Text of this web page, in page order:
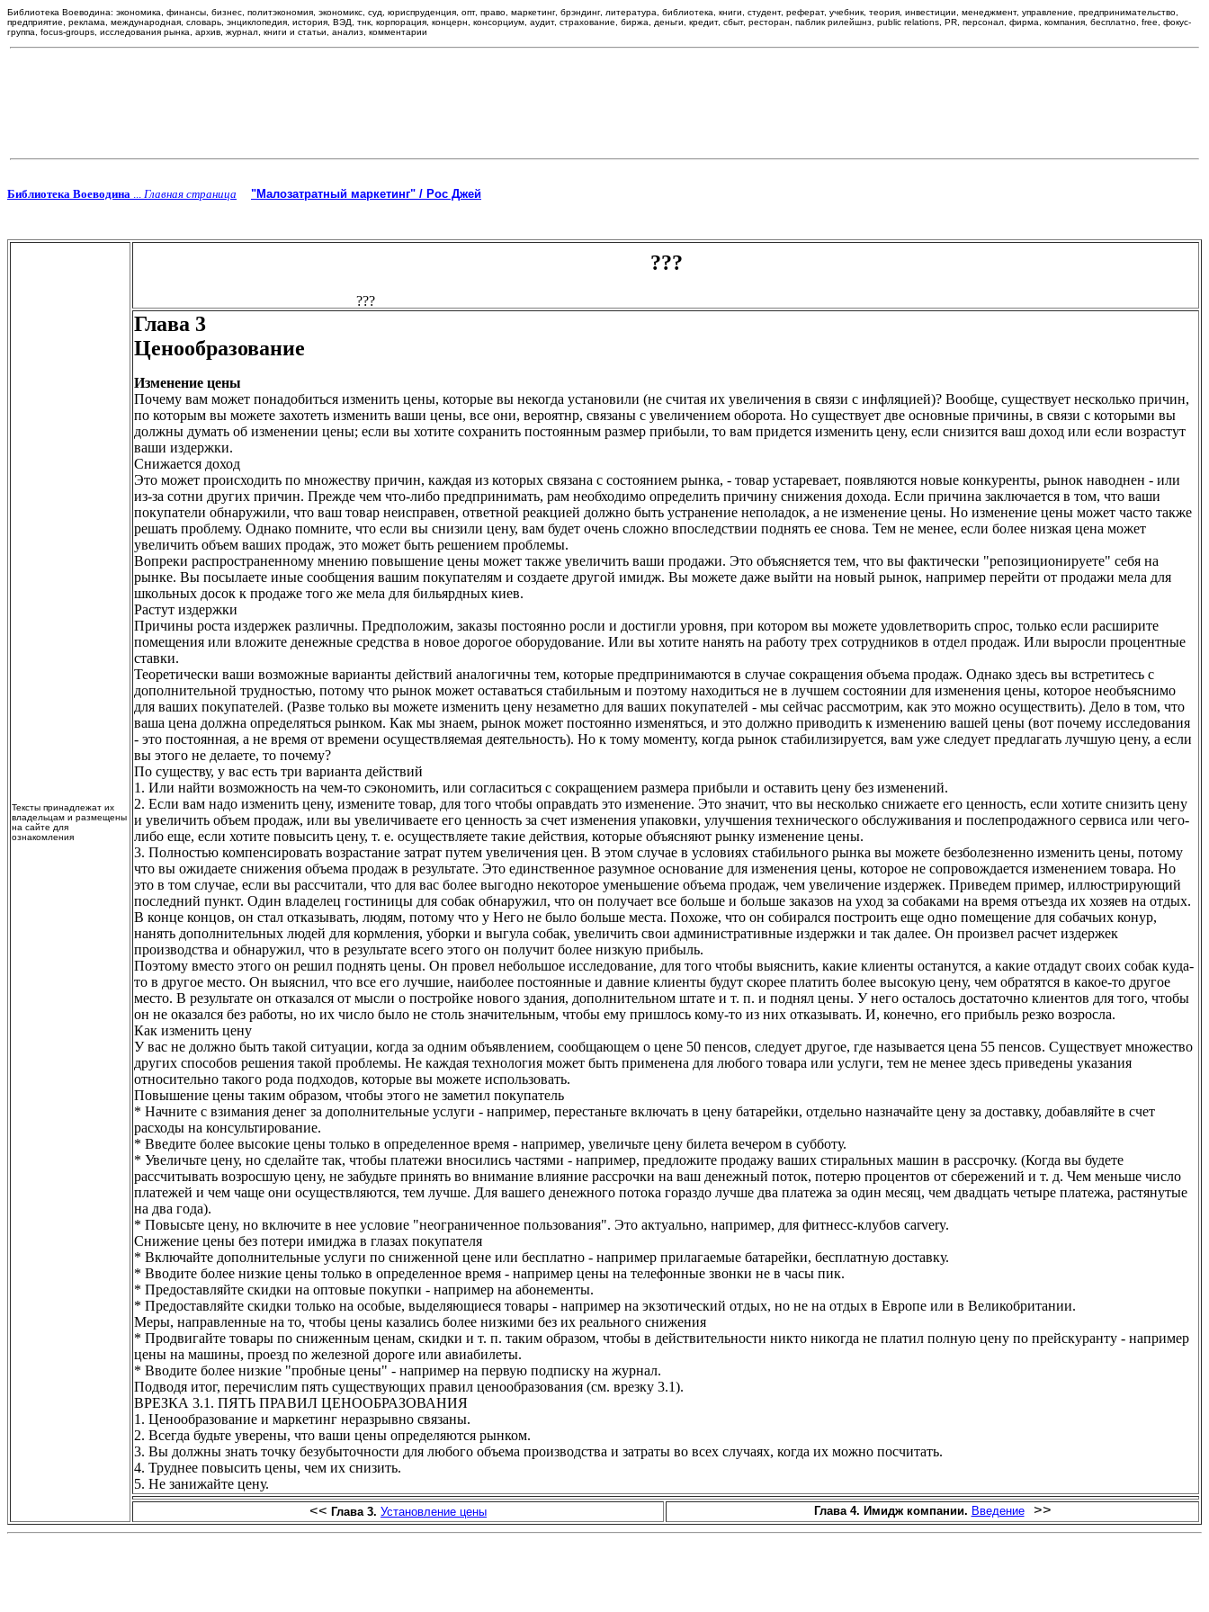
Библиотека Воеводина: экономика, финансы, бизнес, политэкономия, экономикс, суд, юриспруденция, опт, право, маркетинг, брэндинг, литература, библиотека, книги, студент, реферат, учебник, теория, инвестиции, менеджмент, управление, предпринимательство,
предприятие, реклама, международная, словарь, энциклопедия, история, ВЭД, тнк, корпорация, концерн, консорциум, аудит, страхование, биржа, деньги, кредит, сбыт, ресторан, паблик рилейшнз, public relations, PR, персонал, фирма, компания, бесплатно, free, фокус-
группа, focus-groups, исследования рынка, архив, журнал, книги и статьи, анализ, комментарии
Библиотека Воеводина ... Главная страница "Малозатратный маркетинг" / Рос Джей
Тексты принадлежат их
владельцам и размещены
на сайте для
ознакомления
Глава 3
Ценообразование
Изменение цены
Почему вам может понадобиться изменить цены, которые вы некогда установили (не считая их увеличения в связи с инфляцией)? Вообще, существует несколько причин,
по которым вы можете захотеть изменить ваши цены, все они, вероятнр, связаны с увеличением оборота. Но существует две основные причины, в связи с которыми вы
должны думать об изменении цены; если вы хотите сохранить постоянным размер прибыли, то вам придется изменить цену, если снизится ваш доход или если возрастут
ваши издержки.
Снижается доход
Это может происходить по множеству причин, каждая из которых связана с состоянием рынка, - товар устаревает, появляются новые конкуренты, рынок наводнен - или
из-за сотни других причин. Прежде чем что-либо предпринимать, рам необходимо определить причину снижения дохода. Если причина заключается в том, что ваши
покупатели обнаружили, что ваш товар неисправен, ответной реакцией должно быть устранение неполадок, а не изменение цены. Но изменение цены может часто также
решать проблему. Однако помните, что если вы снизили цену, вам будет очень сложно впоследствии поднять ее снова. Тем не менее, если более низкая цена может
увеличить объем ваших продаж, это может быть решением проблемы.
Вопреки распространенному мнению повышение цены может также увеличить ваши продажи. Это объясняется тем, что вы фактически "репозиционируете" себя на
рынке. Вы посылаете иные сообщения вашим покупателям и создаете другой имидж. Вы можете даже выйти на новый рынок, например перейти от продажи мела для
школьных досок к продаже того же мела для бильярдных киев.
Растут издержки
Причины роста издержек различны. Предположим, заказы постоянно росли и достигли уровня, при котором вы можете удовлетворить спрос, только если расширите
помещения или вложите денежные средства в новое дорогое оборудование. Или вы хотите нанять на работу трех сотрудников в отдел продаж. Или выросли процентные
ставки.
Теоретически ваши возможные варианты действий аналогичны тем, которые предпринимаются в случае сокращения объема продаж. Однако здесь вы встретитесь с
дополнительной трудностью, потому что рынок может оставаться стабильным и поэтому находиться не в лучшем состоянии для изменения цены, которое необъяснимо
для ваших покупателей. (Разве только вы можете изменить цену незаметно для ваших покупателей - мы сейчас рассмотрим, как это можно осуществить). Дело в том, что
ваша цена должна определяться рынком. Как мы знаем, рынок может постоянно изменяться, и это должно приводить к изменению вашей цены (вот почему исследования
- это постоянная, а не время от времени осуществляемая деятельность). Но к тому моменту, когда рынок стабилизируется, вам уже следует предлагать лучшую цену, а если
вы этого не делаете, то почему?
По существу, у вас есть три варианта действий
1. Или найти возможность на чем-то сэкономить, или согласиться с сокращением размера прибыли и оставить цену без изменений.
2. Если вам надо изменить цену, измените товар, для того чтобы оправдать это изменение. Это значит, что вы несколько снижаете его ценность, если хотите снизить цену
и увеличить объем продаж, или вы увеличиваете его ценность за счет изменения упаковки, улучшения технического обслуживания и послепродажного сервиса или чего-
либо еще, если хотите повысить цену, т. е. осуществляете такие действия, которые объясняют рынку изменение цены.
3. Полностью компенсировать возрастание затрат путем увеличения цен. В этом случае в условиях стабильного рынка вы можете безболезненно изменить цены, потому
что вы ожидаете снижения объема продаж в результате. Это единственное разумное основание для изменения цены, которое не сопровождается изменением товара. Но
это в том случае, если вы рассчитали, что для вас более выгодно некоторое уменьшение объема продаж, чем увеличение издержек. Приведем пример, иллюстрирующий
последний пункт. Один владелец гостиницы для собак обнаружил, что он получает все больше и больше заказов на уход за собаками на время отъезда их хозяев на отдых.
В конце концов, он стал отказывать, людям, потому что у Него не было больше места. Похоже, что он собирался построить еще одно помещение для собачьих конур,
нанять дополнительных людей для кормления, уборки и выгула собак, увеличить свои административные издержки и так далее. Он произвел расчет издержек
производства и обнаружил, что в результате всего этого он получит более низкую прибыль.
Поэтому вместо этого он решил поднять цены. Он провел небольшое исследование, для того чтобы выяснить, какие клиенты останутся, а какие отдадут своих собак куда-
то в другое место. Он выяснил, что все его лучшие, наиболее постоянные и давние клиенты будут скорее платить более высокую цену, чем обратятся в какое-то другое
место. В результате он отказался от мысли о постройке нового здания, дополнительном штате и т. п. и поднял цены. У него осталось достаточно клиентов для того, чтобы
он не оказался без работы, но их число было не столь значительным, чтобы ему пришлось кому-то из них отказывать. И, конечно, его прибыль резко возросла.
Как изменить цену
У вас не должно быть такой ситуации, когда за одним объявлением, сообщающем о цене 50 пенсов, следует другое, где называется цена 55 пенсов. Существует множество
других способов решения такой проблемы. Не каждая технология может быть применена для любого товара или услуги, тем не менее здесь приведены указания
относительно такого рода подходов, которые вы можете использовать.
Повышение цены таким образом, чтобы этого не заметил покупатель
* Начните с взимания денег за дополнительные услуги - например, перестаньте включать в цену батарейки, отдельно назначайте цену за доставку, добавляйте в счет
расходы на консультирование.
* Введите более высокие цены только в определенное время - например, увеличьте цену билета вечером в субботу.
* Увеличьте цену, но сделайте так, чтобы платежи вносились частями - например, предложите продажу ваших стиральных машин в рассрочку. (Когда вы будете
рассчитывать возросшую цену, не забудьте принять во внимание влияние рассрочки на ваш денежный поток, потерю процентов от сбережений и т. д. Чем меньше число
платежей и чем чаще они осуществляются, тем лучше. Для вашего денежного потока гораздо лучше два платежа за один месяц, чем двадцать четыре платежа, растянутые
на два года).
* Повысьте цену, но включите в нее условие "неограниченное пользования". Это актуально, например, для фитнесс-клубов carvery.
Снижение цены без потери имиджа в глазах покупателя
* Включайте дополнительные услуги по сниженной цене или бесплатно - например прилагаемые батарейки, бесплатную доставку.
* Вводите более низкие цены только в определенное время - например цены на телефонные звонки не в часы пик.
* Предоставляйте скидки на оптовые покупки - например на абонементы.
* Предоставляйте скидки только на особые, выделяющиеся товары - например на экзотический отдых, но не на отдых в Европе или в Великобритании.
Меры, направленные на то, чтобы цены казались более низкими без их реального снижения
* Продвигайте товары по сниженным ценам, скидки и т. п. таким образом, чтобы в действительности никто никогда не платил полную цену по прейскуранту - например
цены на машины, проезд по железной дороге или авиабилеты.
* Вводите более низкие "пробные цены" - например на первую подписку на журнал.
Подводя итог, перечислим пять существующих правил ценообразования (см. врезку 3.1).
ВРЕЗКА 3.1. ПЯТЬ ПРАВИЛ ЦЕНООБРАЗОВАНИЯ
1. Ценообразование и маркетинг неразрывно связаны.
2. Всегда будьте уверены, что ваши цены определяются рынком.
3. Вы должны знать точку безубыточности для любого объема производства и затраты во всех случаях, когда их можно посчитать.
4. Труднее повысить цены, чем их снизить.
5. Не занижайте цену.
<< Глава 3. Установление цены Глава 4. Имидж компании. Введение>>